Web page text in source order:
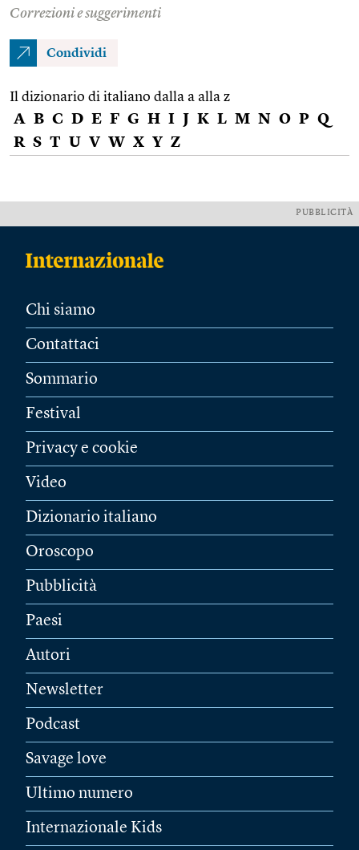
Correzioni e suggerimenti
Condividi
Il dizionario di italiano dalla a alla z
A B C D E F G H I J K L M N O P Q
R S T U V W X Y Z
PUBBLICITÀ
Chi siamo
Contattaci
Sommario
Festival
Privacy e cookie
Video
Dizionario italiano
Oroscopo
Pubblicità
Paesi
Autori
Newsletter
Podcast
Savage love
Ultimo numero
Internazionale Kids